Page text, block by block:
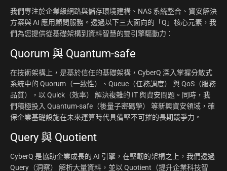
我們專注於企業級網路與儲存環境建構、NAS 系統整合、資安解決
方案與 AI 應用顧問服務。透過以下三大面向的「Q」核心元素，我
們為您提供從基礎架構到資料智慧的雙引擎驅動力：
Quorum 與 Quantum-safe
在技術架構上，是基於信任的基礎架構，CyberQ 深入掌握分散式
系統中的 Quorum（一致性）、Queue（任務調度） 與 QoS（服務
品質），以 Quick（效率） 解決複雜的 IT 與資安問題。同時，我
們積極投入 Quantum-safe（後量子密碼學） 等新興資安領域，確
保企業基礎設施在未來運算時代具備堅不可摧的長期競爭力。
Query 與 Quotient
CyberQ 是協助企業成長的 AI 引擎，在堅韌的架構之上，我們透過
Query（洞察） 解析大量資料，並以 Quotient（提升企業科技智